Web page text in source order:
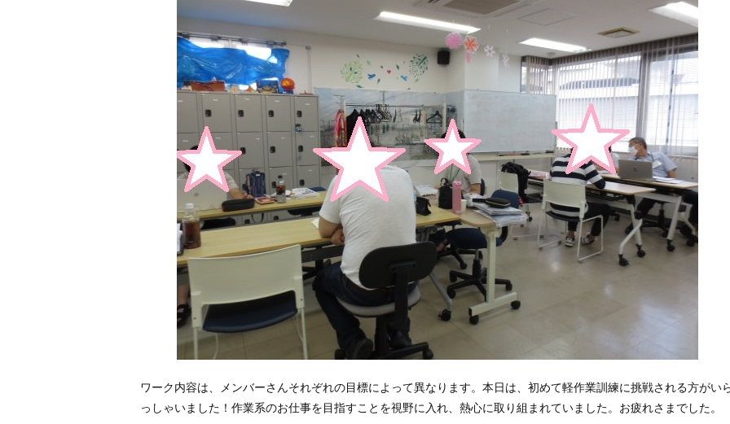
ワーク内容は、メンバーさんそれぞれの目標によって異なります。本日は、初めて軽作業訓練に挑戦される方がい
っしゃいました！作業系のお仕事を目指すことを視野に入れ、熱心に取り組まれていました。お疲れさまでした。